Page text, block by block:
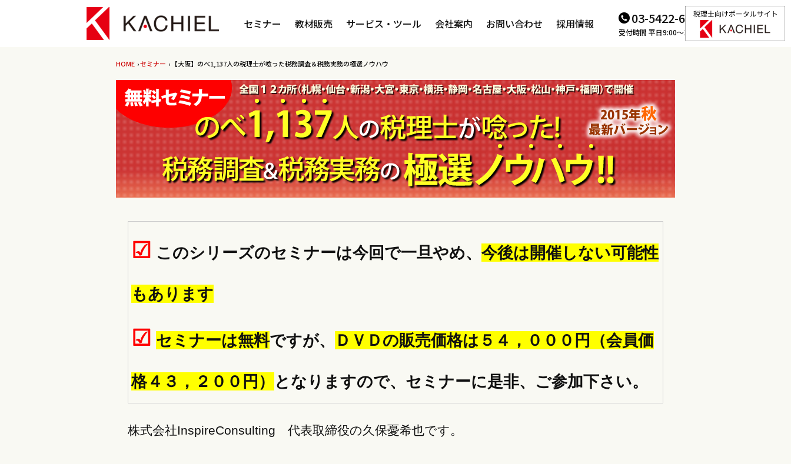
セミナー 教材販売 サービス・ツール 会社案内 お問い合わせ 採用情報 03-5422-6166
受付時間 平日9:00～18:00
HOME ›セミナー › 【大阪】のべ1,137人の税理士が唸った税務調査＆税務実務の極選ノウハウ
☑ このシリーズのセミナーは今回で一旦やめ、 今後は開催しない可能性
もあります
☑ セミナーは無料ですが、 ＤＶＤの販売価格は５４，０００円（会員価
格４３，２００円） となりますので、セミナーに是非、ご参加下さい。
株式会社InspireConsulting 代表取締役の久保憂希也です。